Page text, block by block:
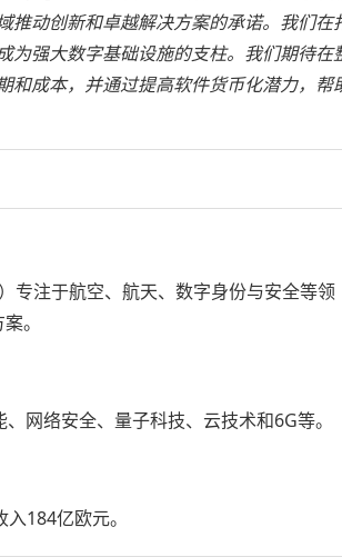
推动创新和卓越解决方案的承诺。我们在
为强大数字基础设施的支柱。我们期待在
和成本，并通过提高软件货币化潜力，帮
专注于航空、航天、数字身份与安全等领
。
网络安全、量子科技、云技术和6G等。
184亿欧元。